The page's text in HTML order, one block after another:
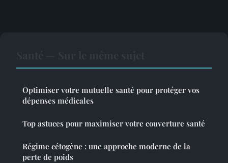
Optimiser votre mutuelle santé pour protéger vos
dépenses médicales
Top astuces pour maximiser votre couverture santé
Régime cétogène : une approche moderne de la
perte de poids